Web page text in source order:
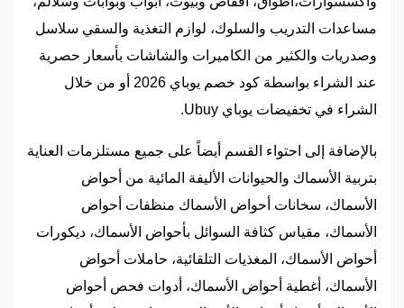
مساعدات التدريب والسلوك، لوازم التغذية والسقي سلاسل
وصدريات والكثير من الكاميرات والشاشات بأسعار حصرية
عند الشراء بواسطة كود خصم يوباي 2026 أو من خلال
الشراء في تخفيضات يوباي Ubuy.
بالإضافة إلى احتواء القسم أيضاً على جميع مستلزمات العناية
بتربية الأسماك والحيوانات الأليفة المائية من أحواض
الأسماك، سخانات أحواض الأسماك منظفات أحواض
الأسماك، مقياس كثافة السوائل بأحواض الأسماك، ديكورات
أحواض الأسماك، المغذيات التلقائية، حاملات أحواض
الأسماك، أغطية أحواض الأسماك، أدوات فحص أحواض